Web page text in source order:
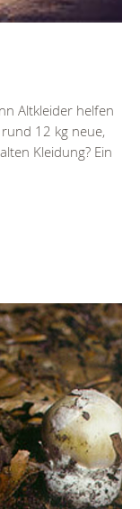
Altkleider helfen
12 kg neue,
Kleidung? Ein